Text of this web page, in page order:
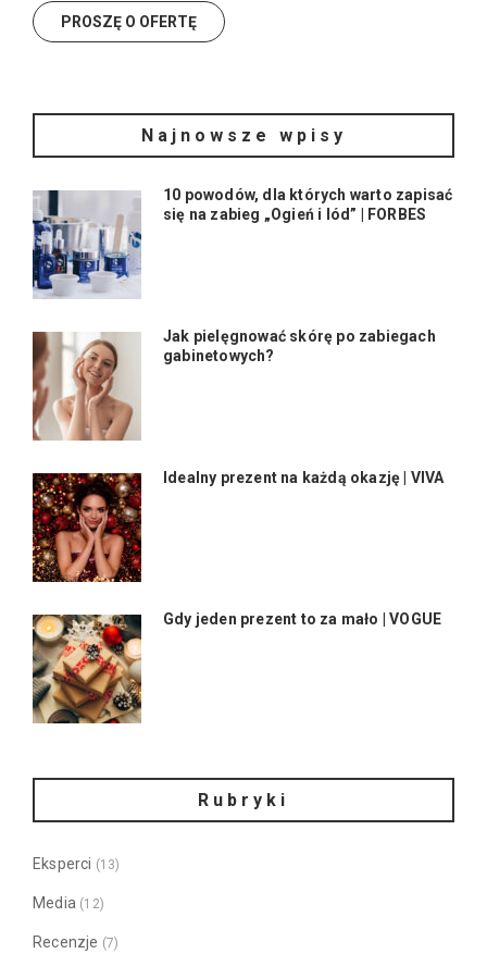
Najnowsze wpisy
10 powodów, dla których warto zapisać
się na zabieg „Ogień i lód” | FORBES
Jak pielęgnować skórę po zabiegach
gabinetowych?
Idealny prezent na każdą okazję | VIVA
Gdy jeden prezent to za mało | VOGUE
Rubryki
Eksperci (13)
Media (12)
Recenzje (7)